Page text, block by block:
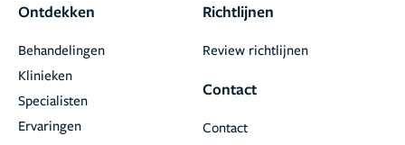
Ontdekken
Behandelingen
Klinieken
Specialisten
Ervaringen
Richtlijnen
Review richtlijnen
Contact
Contact